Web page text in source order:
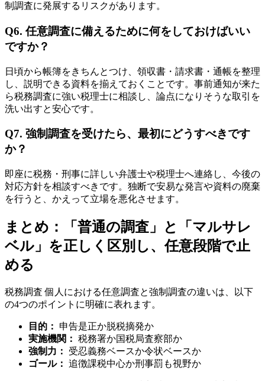
制調査に発展するリスクがあります。
Q6. 任意調査に備えるために何をしておけばいい
ですか？
日頃から帳簿をきちんとつけ、領収書・請求書・通帳を整理
し、説明できる資料を揃えておくことです。事前通知が来た
ら税務調査に強い税理士に相談し、論点になりそうな取引を
洗い出すと安心です。
Q7. 強制調査を受けたら、最初にどうすべきです
か？
即座に税務・刑事に詳しい弁護士や税理士へ連絡し、今後の
対応方針を相談すべきです。独断で安易な発言や資料の廃棄
を行うと、かえって立場を悪化させます。
まとめ：「普通の調査」と「マルサレ
ベル」を正しく区別し、任意段階で止
める
税務調査 個人における任意調査と強制調査の違いは、以下
の4つのポイントに明確に表れます。
目的：
申告是正か脱税摘発か
実施機関： 税務署か国税局査察部か
強制力：
受忍義務ベースか令状ベースか
ゴール： 追徴課税中心か刑事罰も視野か